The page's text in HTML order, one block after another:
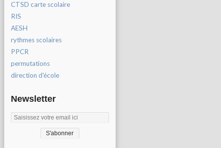
CTSD carte scolaire
RIS
AESH
rythmes scolaires
PPCR
permutations
direction d'école
Newsletter